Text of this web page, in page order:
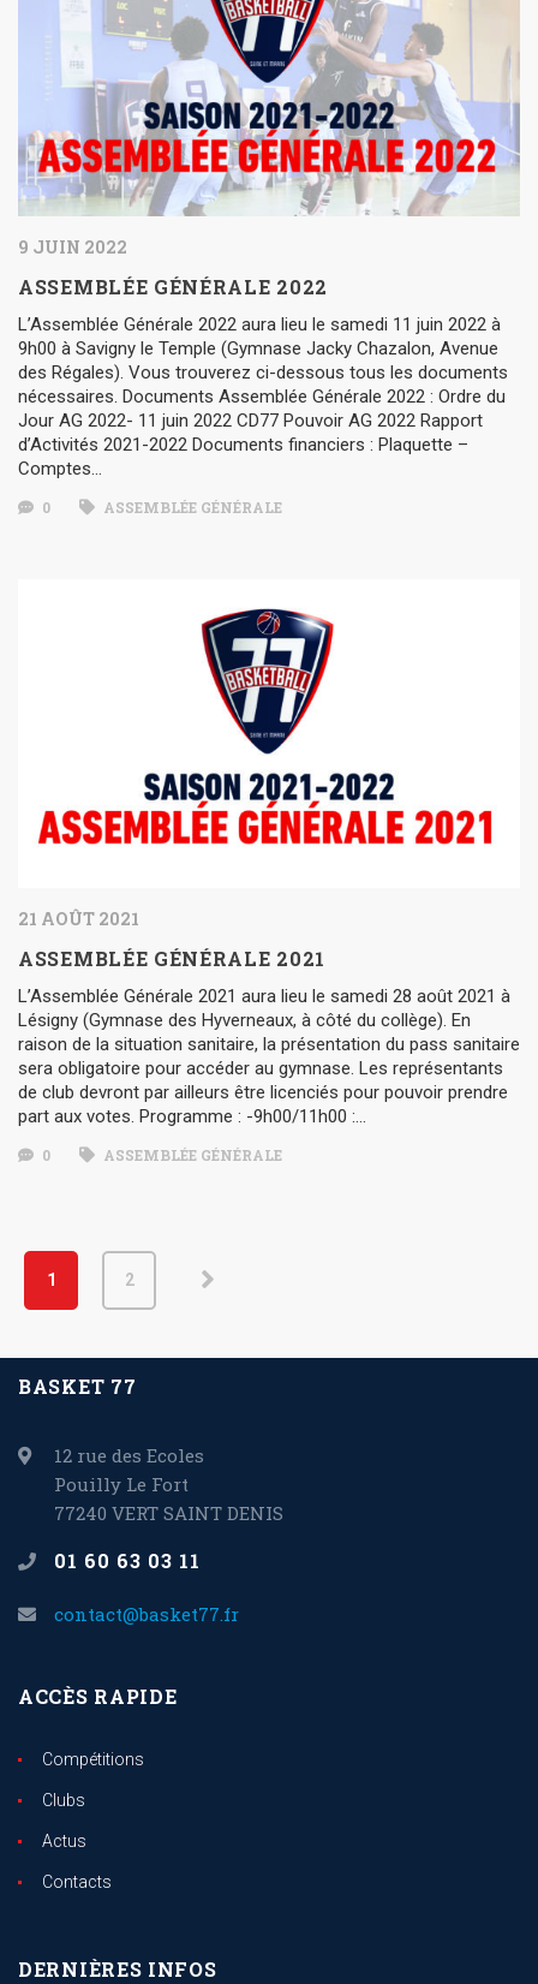
9 JUIN 2022
ASSEMBLÉE GÉNÉRALE 2022
L’Assemblée Générale 2022 aura lieu le samedi 11 juin 2022 à
9h00 à Savigny le Temple (Gymnase Jacky Chazalon, Avenue
des Régales). Vous trouverez ci-dessous tous les documents
nécessaires. Documents Assemblée Générale 2022 : Ordre du
Jour AG 2022- 11 juin 2022 CD77 Pouvoir AG 2022 Rapport
d’Activités 2021-2022 Documents financiers : Plaquette –
Comptes…
0 ASSEMBLÉE GÉNÉRALE
21 AOÛT 2021
ASSEMBLÉE GÉNÉRALE 2021
L’Assemblée Générale 2021 aura lieu le samedi 28 août 2021 à
Lésigny (Gymnase des Hyverneaux, à côté du collège). En
raison de la situation sanitaire, la présentation du pass sanitaire
sera obligatoire pour accéder au gymnase. Les représentants
de club devront par ailleurs être licenciés pour pouvoir prendre
part aux votes. Programme : -9h00/11h00 :…
0 ASSEMBLÉE GÉNÉRALE
1 2
BASKET 77
12 rue des Ecoles
Pouilly Le Fort
77240 VERT SAINT DENIS
01 60 63 03 11
contact@basket77.fr
ACCÈS RAPIDE
Compétitions
Clubs
Actus
Contacts
DERNIÈRES INFOS